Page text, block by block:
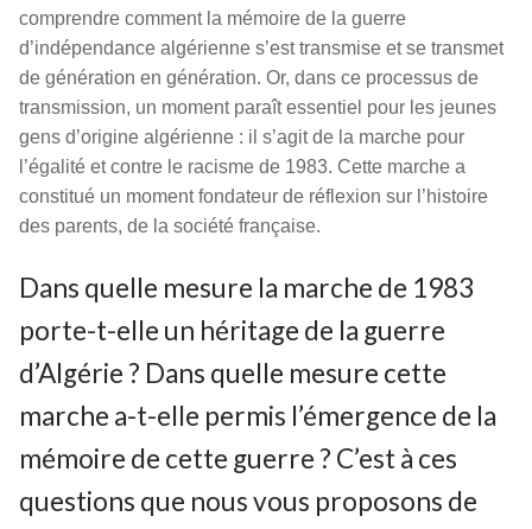
comprendre comment la mémoire de la guerre
d’indépendance algérienne s’est transmise et se transmet
de génération en génération. Or, dans ce processus de
transmission, un moment paraît essentiel pour les jeunes
gens d’origine algérienne : il s’agit de la marche pour
l’égalité et contre le racisme de 1983. Cette marche a
constitué un moment fondateur de réflexion sur l’histoire
des parents, de la société française.
Dans quelle mesure la marche de 1983
porte-t-elle un héritage de la guerre
d’Algérie ? Dans quelle mesure cette
marche a-t-elle permis l’émergence de la
mémoire de cette guerre ? C’est à ces
questions que nous vous proposons de